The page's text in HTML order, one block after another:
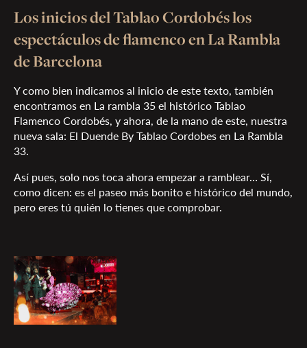
Los inicios del Tablao Cordobés los
espectáculos de flamenco en La Rambla
de Barcelona
Y como bien indicamos al inicio de este texto, también
encontramos en La rambla 35 el histórico Tablao
Flamenco Cordobés, y ahora, de la mano de este, nuestra
nueva sala: El Duende By Tablao Cordobes en La Rambla
33.
Así pues, solo nos toca ahora empezar a ramblear… Sí,
como dicen: es el paseo más bonito e histórico del mundo,
pero eres tú quién lo tienes que comprobar.